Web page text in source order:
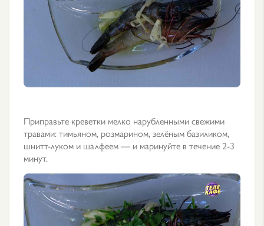
Приправьте креветки мелко нарубленными свежими
травами: тимьяном, розмарином, зелёным базиликом,
шнитт-луком и шалфеем — и маринуйте в течение 2-3
минут.